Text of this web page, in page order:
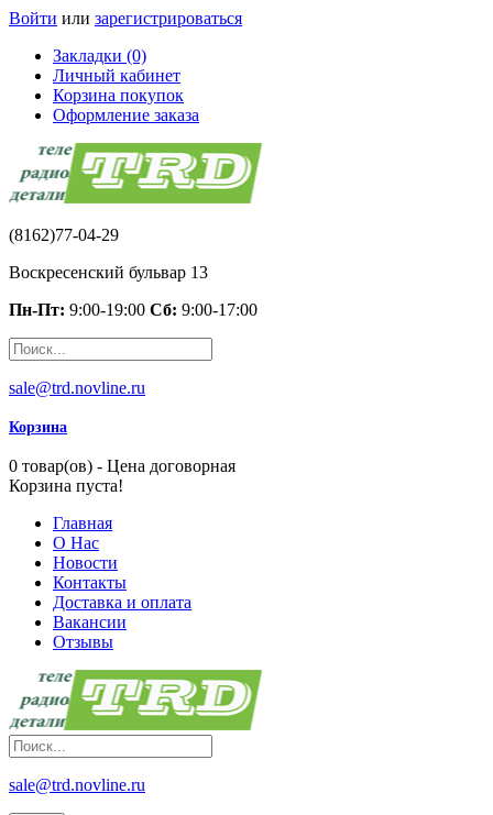
Войти или зарегистрироваться
Закладки (0)
Личный кабинет
Корзина покупок
Оформление заказа
(8162)77-04-29
Воскресенский бульвар 13
Пн-Пт: 9:00-19:00 Сб: 9:00-17:00
sale@trd.novline.ru
Корзина
0 товар(ов) - Цена договорная
Корзина пуста!
Главная
О Нас
Новости
Контакты
Доставка и оплата
Вакансии
Отзывы
sale@trd.novline.ru